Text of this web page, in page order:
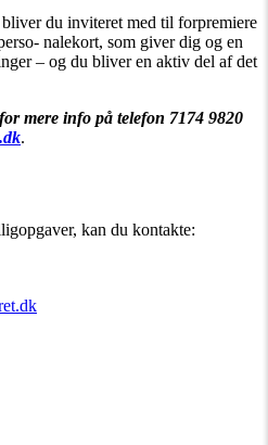
du inviteret med til forpremiere
nalekort, som giver dig og en
– og du bliver en aktiv del af det
mere info på telefon 7174 9820
.
kan du kontakte: